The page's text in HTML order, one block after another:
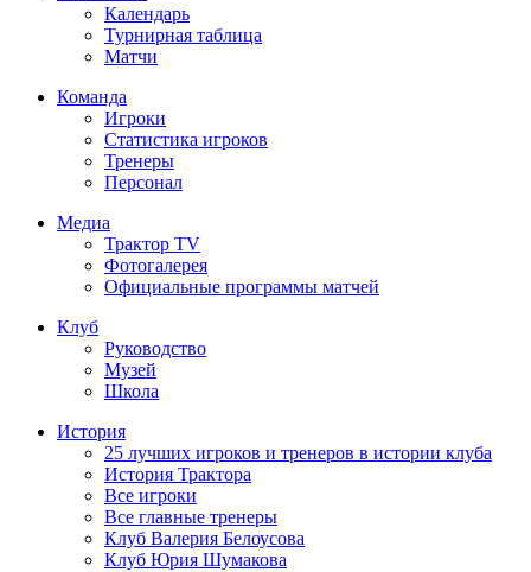
Календарь
Турнирная таблица
Матчи
Команда
Игроки
Статистика игроков
Тренеры
Персонал
Медиа
Трактор TV
Фотогалерея
Официальные программы матчей
Клуб
Руководство
Музей
Школа
История
25 лучших игроков и тренеров в истории клуба
История Трактора
Все игроки
Все главные тренеры
Клуб Валерия Белоусова
Клуб Юрия Шумакова